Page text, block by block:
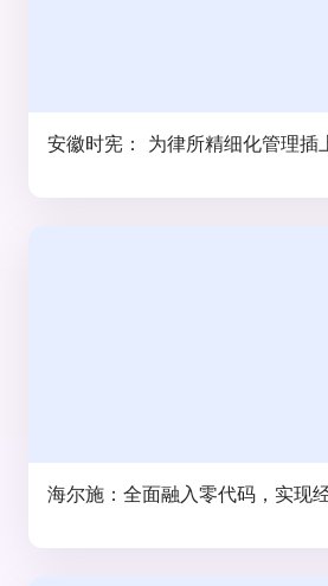
安徽时宪： 为律所精细化管理插
海尔施：全面融入零代码，实现